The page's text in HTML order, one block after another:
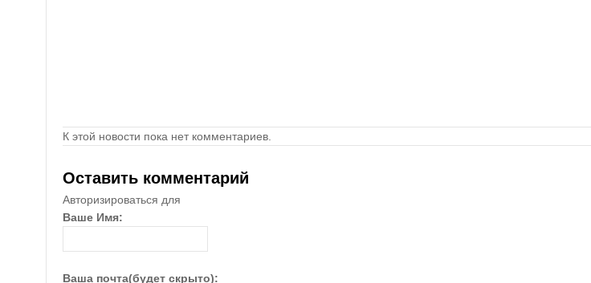
К этой новости пока нет комментариев.
Оставить комментарий
Авторизироваться для
Ваше Имя:
Ваша почта(будет скрыто):